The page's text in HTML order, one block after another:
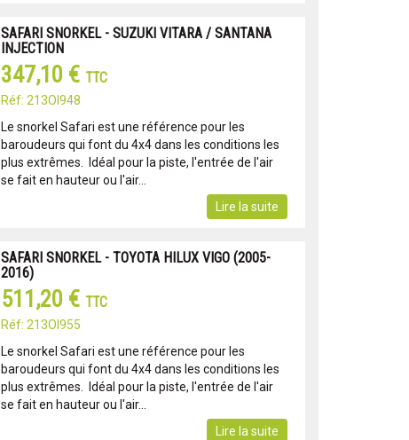
SAFARI SNORKEL - SUZUKI VITARA / SANTANA
INJECTION
347,10 € TTC
Réf: 213OI948
Le snorkel Safari est une référence pour les
baroudeurs qui font du 4x4 dans les conditions les
plus extrêmes. Idéal pour la piste, l'entrée de l'air
se fait en hauteur ou l'air...
Lire la suite
SAFARI SNORKEL - TOYOTA HILUX VIGO (2005-
2016)
511,20 € TTC
Réf: 213OI955
Le snorkel Safari est une référence pour les
baroudeurs qui font du 4x4 dans les conditions les
plus extrêmes. Idéal pour la piste, l'entrée de l'air
se fait en hauteur ou l'air...
Lire la suite